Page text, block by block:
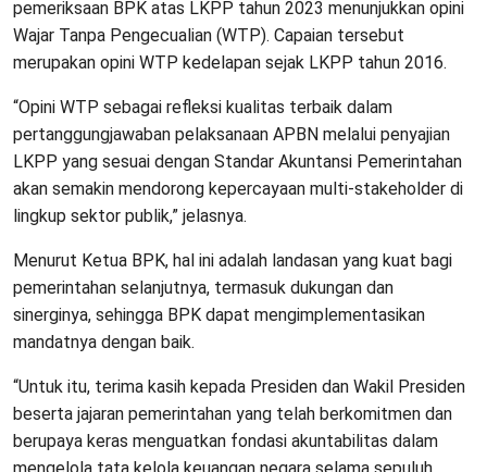
pemeriksaan BPK atas LKPP tahun 2023 menunjukkan opini
Wajar Tanpa Pengecualian (WTP). Capaian tersebut
merupakan opini WTP kedelapan sejak LKPP tahun 2016.
“Opini WTP sebagai refleksi kualitas terbaik dalam
pertanggungjawaban pelaksanaan APBN melalui penyajian
LKPP yang sesuai dengan Standar Akuntansi Pemerintahan
akan semakin mendorong kepercayaan multi-stakeholder di
lingkup sektor publik,” jelasnya.
Menurut Ketua BPK, hal ini adalah landasan yang kuat bagi
pemerintahan selanjutnya, termasuk dukungan dan
sinerginya, sehingga BPK dapat mengimplementasikan
mandatnya dengan baik.
“Untuk itu, terima kasih kepada Presiden dan Wakil Presiden
beserta jajaran pemerintahan yang telah berkomitmen dan
berupaya keras menguatkan fondasi akuntabilitas dalam